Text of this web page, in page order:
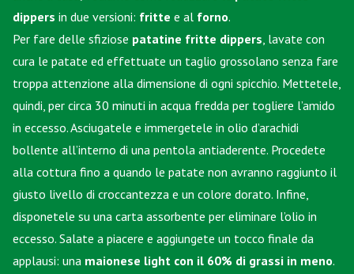
dippers in due versioni: fritte e al forno.
Per fare delle sfiziose patatine fritte dippers, lavate con
cura le patate ed effettuate un taglio grossolano senza fare
troppa attenzione alla dimensione di ogni spicchio. Mettetele,
quindi, per circa 30 minuti in acqua fredda per togliere l’amido
in eccesso. Asciugatele e immergetele in olio d’arachidi
bollente all’interno di una pentola antiaderente. Procedete
alla cottura fino a quando le patate non avranno raggiunto il
giusto livello di croccantezza e un colore dorato. Infine,
disponetele su una carta assorbente per eliminare l’olio in
eccesso. Salate a piacere e aggiungete un tocco finale da
applausi: una maionese light con il 60% di grassi in meno.